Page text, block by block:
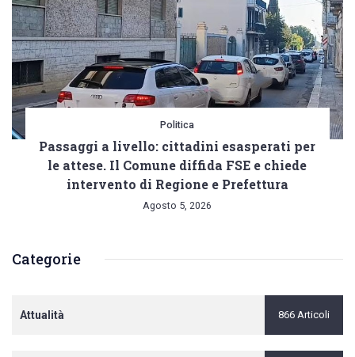
Politica
Passaggi a livello: cittadini esasperati per
le attese. Il Comune diffida FSE e chiede
intervento di Regione e Prefettura
Agosto 5, 2026
Categorie
Attualità 866 Articoli